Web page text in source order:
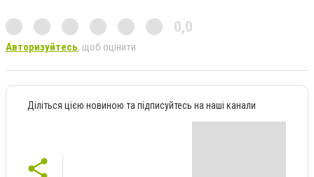
0,0
Авторизуйтесь, щоб оцінити
Діліться цією новиною та підписуйтесь на наші канали